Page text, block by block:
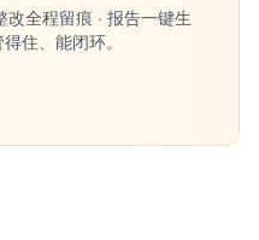
改全程留痕 · 报告一键生
住、能闭环。